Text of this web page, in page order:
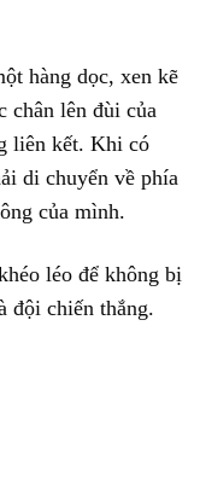
hàng dọc, xen kẽ
chân lên đùi của
liên kết. Khi có
di chuyển về phía
của mình.
léo để không bị
đội chiến thắng.